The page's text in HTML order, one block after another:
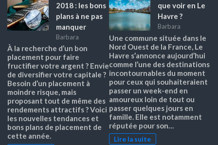
2018 : les bons
plans à ne pas
manquer
Barbara
À la recherche d’un bon
placement pour faire
fructifier votre argent ? Envie
de diversifier votre capitale ?
Besoin d’un placement à
moindre risque, mais
proposant tout de même des
rendements attractifs ? Voici
les nouvelles tendances et
bons plans de placement de
cette année.
que voir en Le
Havre ?
Barbara
Une commune située dans le
Nord Ouest de la France, Le
Havre s’annonce aujourd’hui
comme l’une des destinations
incontournables du moment
pour ceux qui souhaiteraient
passer un week-end en
amoureux loin de tout ou
passer quelques jours en
famille. Elle est notamment
réputée pour son…
Lire la suite